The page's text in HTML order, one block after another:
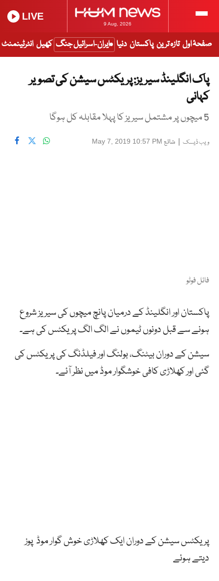
9 Aug, 2026
LIVE
صفحۂ اول تازہ ترین پاکستان دنیا ایران-اسرائیل جنگ کھیل انٹرٹینمنٹ
پاک انگلینڈ سیریز: پریکٹس سیشن کی تصویر
کہانی
5 میچوں پر مشتمل سیریز کا پہلا مقابلہ کل ہوگا
ویب ڈیسک | شائع May 7, 2019 10:57 PM
فائل فوٹو
پاکستان اور انگلینڈ کے درمیان پانچ میچوں کی سیریز شروع
ہونے سے قبل دونوں ٹیموں نے الگ الگ پریکٹس کی ہے۔
سیشن کے دوران بیٹنگ، بولنگ اور فیلڈنگ کی پریکٹس کی
گئی اور کھلاڑی کافی خوشگوار موڈ میں نظر آئے۔
پریکٹس سیشن کے دوران ایک کھلاڑی خوش گوار موڈ پوز
دیتے ہوئے